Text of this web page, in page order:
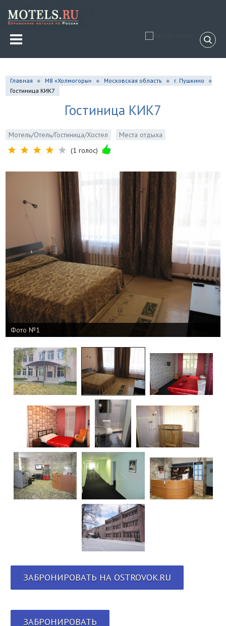
Главная М8 «Холмогоры» Московская область
г. Пушкино
Гостиница КИК7
Гостиница КИК7
Мотель/Отель/Гостиница/Хостел
Места отдыха
(1 голос)
Фото №1
ЗАБРОНИРОВАТЬ НА OSTROVOK.RU
ЗАБРОНИРОВАТЬ